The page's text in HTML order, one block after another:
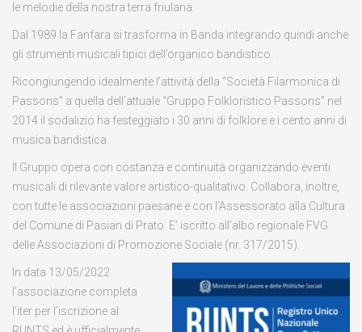
le melodie della nostra terra friulana.
Dal 1989 la Fanfara si trasforma in Banda integrando quindi anche
gli strumenti musicali tipici dell’organico bandistico.
Ricongiungendo idealmente l’attività della “Società Filarmonica di
Passons” a quella dell’attuale “Gruppo Folkloristico Passons” nel
2014 il sodalizio ha festeggiato i 30 anni di folklore e i cento anni di
musica bandistica.
Il Gruppo opera con costanza e continuità organizzando eventi
musicali di rilevante valore artistico-qualitativo. Collabora, inoltre,
con tutte le associazioni paesane e con l’Assessorato alla Cultura
del Comune di Pasian di Prato. E’ iscritto all’albo regionale FVG
delle Associazioni di Promozione Sociale (nr. 317/2015).
In data 13/05/2022
l’associazione completa
l’iter per l’iscrizione al